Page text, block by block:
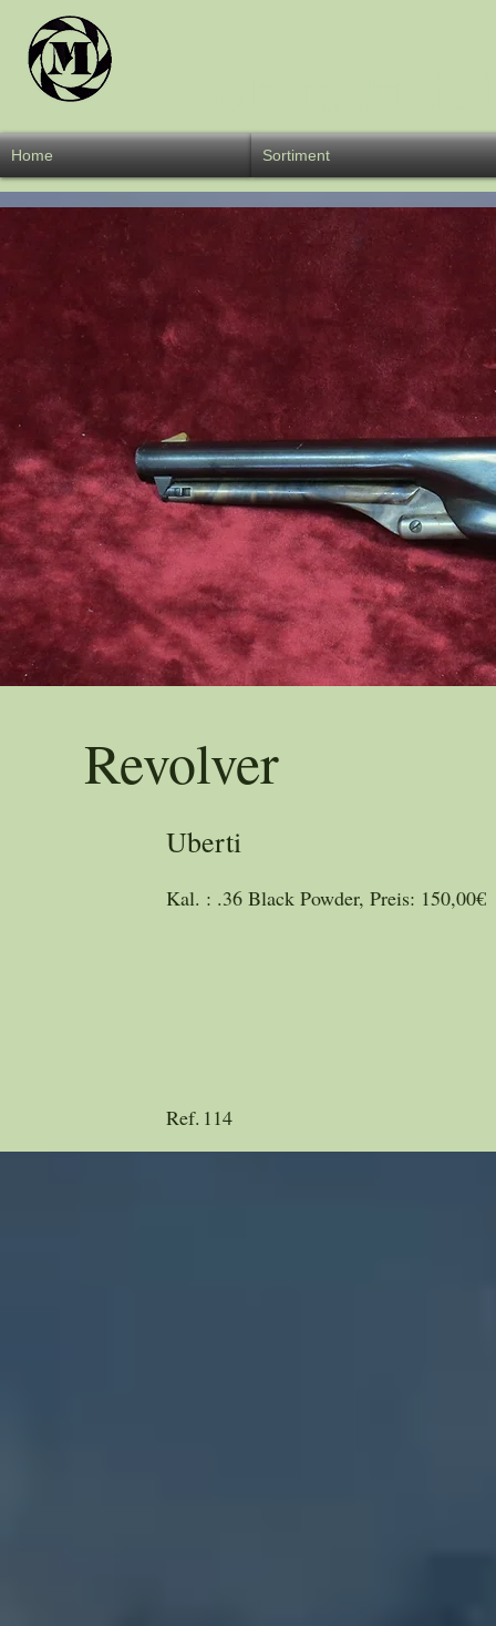
Home Sortiment
Revolver
Uberti
Kal. : .36 Black Powder, Preis: 150,00€
Ref. 114